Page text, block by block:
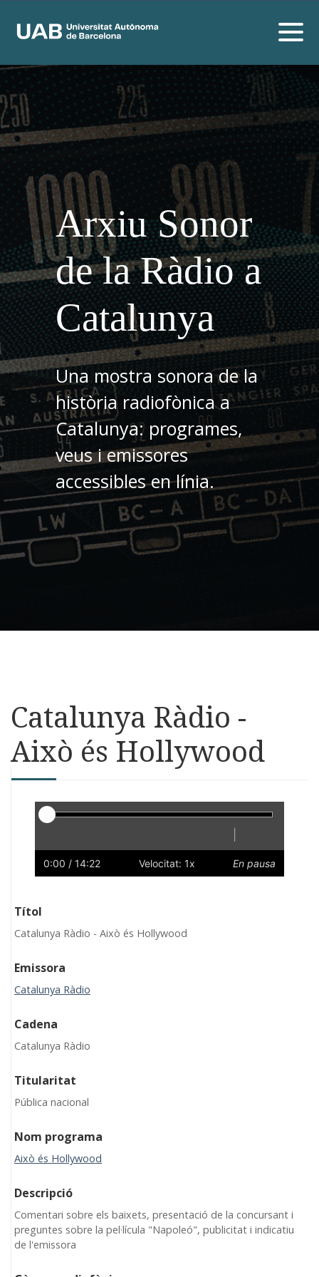
Arxiu Sonor
de la Ràdio a
Catalunya
Una mostra sonora de la
història radiofònica a
Catalunya: programes,
veus i emissores
accessibles en línia.
Catalunya Ràdio -
Això és Hollywood
Reproductor
Lent
0:00 / 14:22 Velocitat: 1x En pausa
Títol
Catalunya Ràdio - Això és Hollywood
Emissora
Catalunya Ràdio
Cadena
Catalunya Ràdio
Titularitat
Pública nacional
Nom programa
Això és Hollywood
Descripció
Comentari sobre els baixets, presentació de la concursant i
preguntes sobre la pel·lícula "Napoleó", publicitat i indicatiu
de l'emissora